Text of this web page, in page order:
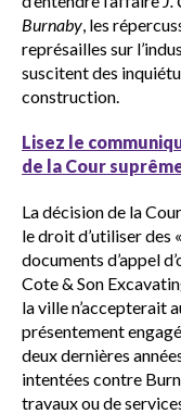
Sceau d’or
Événements
Burnaby , les
représailles sur
suscitent des
construction.
Lisez le
de la Cour
La décision de la
le droit d’utiliser des
documents d’appel
Cote & Son
la ville n’accepterait
présentement
deux dernières
intentées contre
travaux ou de